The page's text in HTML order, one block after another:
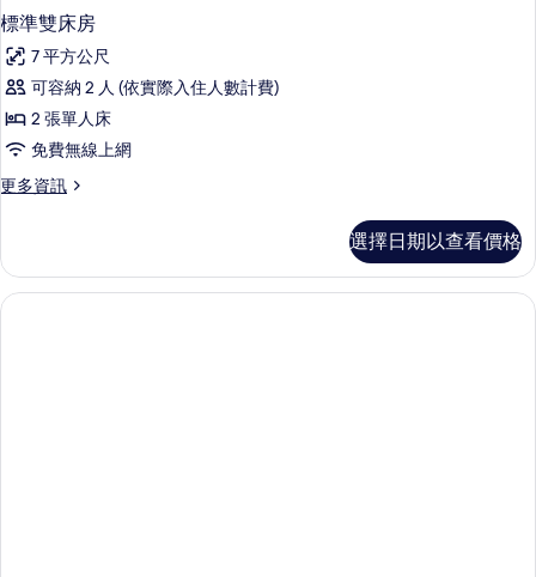
標準雙床房
7 平方公尺
可容納 2 人 (依實際入住人數計費)
2 張單人床
免費無線上網
更多資訊
更
雙
床
房
選擇日期以查看價格